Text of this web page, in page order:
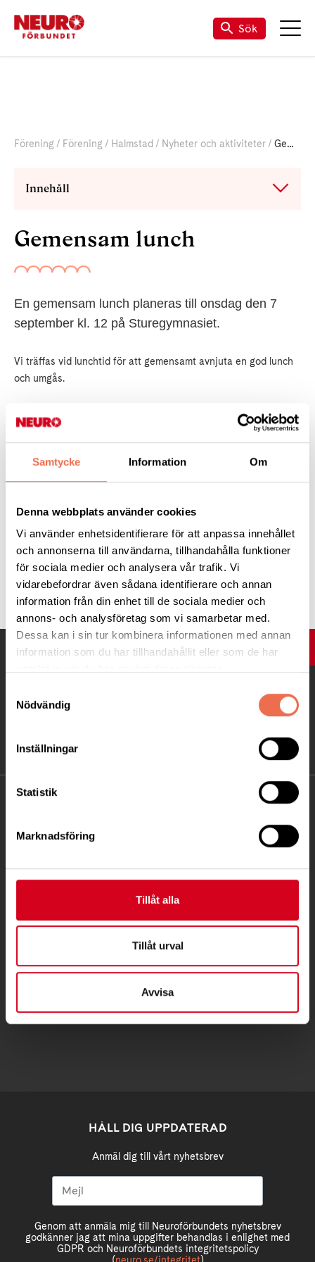
Samtycke Information Om
Denna webbplats använder cookies
Vi använder enhetsidentifierare för att anpassa innehållet
och annonserna till användarna, tillhandahålla funktioner
för sociala medier och analysera vår trafik. Vi
vidarebefordrar även sådana identifierare och annan
information från din enhet till de sociala medier och
annons- och analysföretag som vi samarbetar med.
Dessa kan i sin tur kombinera informationen med annan
information som du har tillhandahållit eller som de har
Nödvändig
Inställningar
Statistik
Marknadsföring
Tillåt alla
Tillåt urval
Avvisa
Sök
Förening Förening Halmstad Nyheter och aktiviteter Gemensam lunch
Innehåll
Gemensam lunch
En gemensam lunch planeras till onsdag den 7
september kl. 12 på Sturegymnasiet.
Vi träffas vid lunchtid för att gemensamt avnjuta en god lunch
och umgås.
Anmälan sker till kansliet senast fredag den 26 augusti via tel.
Vi ser framemot en trevlig lunch!
Tipsa
KONTAKT
Besöksadress:
Telefon:035-10 50 24
Gathenhielmsvägen 17
BG 5778-7459 Swish 1231393404
HÅLL DIG UPPDATERAD
Anmäl dig till vårt nyhetsbrev
Genom att anmäla mig till Neuroförbundets nyhetsbrev
godkänner jag att mina uppgifter behandlas i enlighet med
GDPR och Neuroförbundets integritetspolicy